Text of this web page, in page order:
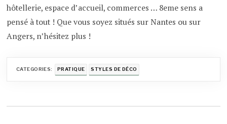
hôtellerie, espace d’accueil, commerces … 8eme sens a
pensé à tout ! Que vous soyez situés sur Nantes ou sur
Angers, n’hésitez plus !
CATEGORIES: PRATIQUE STYLES DE DÉCO